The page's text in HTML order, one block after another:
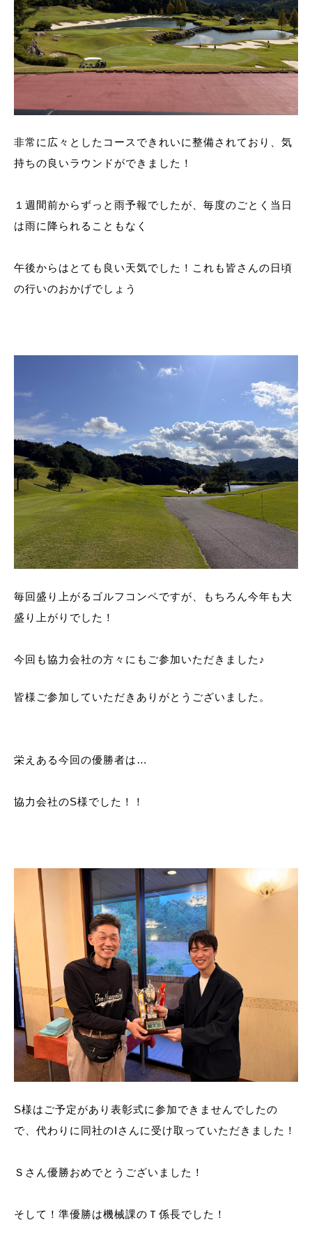
非常に広々としたコースできれいに整備されており、気
持ちの良いラウンドができました！
１週間前からずっと雨予報でしたが、毎度のごとく当日
は雨に降られることもなく
午後からはとても良い天気でした！これも皆さんの日頃
の行いのおかげでしょう
毎回盛り上がるゴルフコンペですが、もちろん今年も大
盛り上がりでした！
今回も協力会社の方々にもご参加いただきました♪
皆様ご参加していただきありがとうございました。
栄えある今回の優勝者は…
協力会社のS様でした！！
S様はご予定があり表彰式に参加できませんでしたの
で、代わりに同社のIさんに受け取っていただきました！
Ｓさん優勝おめでとうございました！
そして！準優勝は機械課のＴ係長でした！